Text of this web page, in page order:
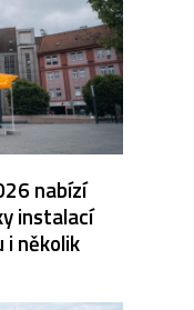
nabízí
instalací
několik